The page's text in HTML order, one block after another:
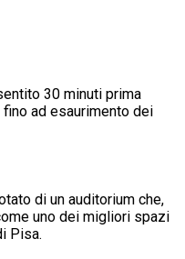
30 minuti prima
fino ad esaurimento dei
di un auditorium che,
uno dei migliori spazi
Pisa.